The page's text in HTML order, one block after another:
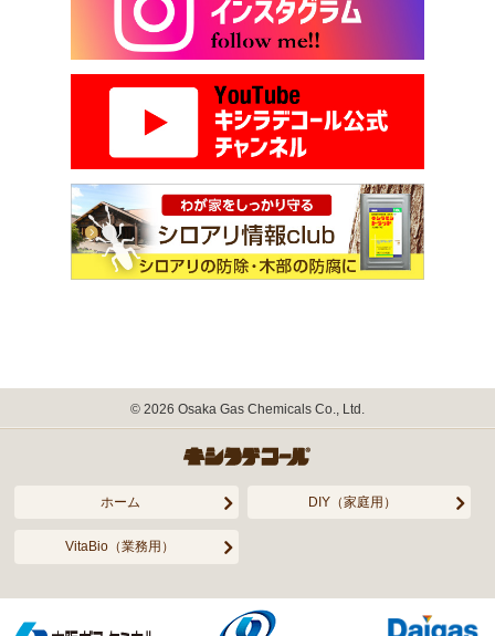
© 2026 Osaka Gas Chemicals Co., Ltd.
ホーム DIY（家庭用）
VitaBio（業務用）